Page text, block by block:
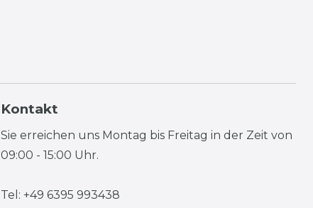
Kontakt
Sie erreichen uns Montag bis Freitag in der Zeit von
09:00 - 15:00 Uhr.
Tel: +49 6395 993438